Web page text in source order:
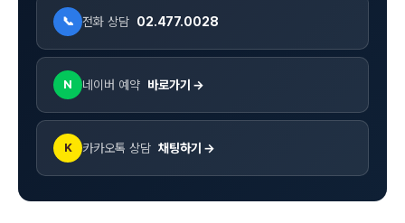
📞 전화 상담 02.477.0028
N 네이버 예약 바로가기 →
K 카카오톡 상담 채팅하기 →